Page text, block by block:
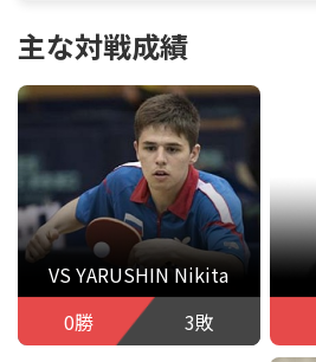
主な対戦成績
VS YARUSHIN Nikita
0勝
3敗